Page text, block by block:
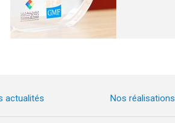
actualités Nos réalisations